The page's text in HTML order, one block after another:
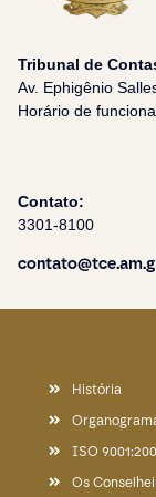
Tribunal de
Av. Ephigênio
Horário de
Contato:
3301-8100
História
ISO
Os